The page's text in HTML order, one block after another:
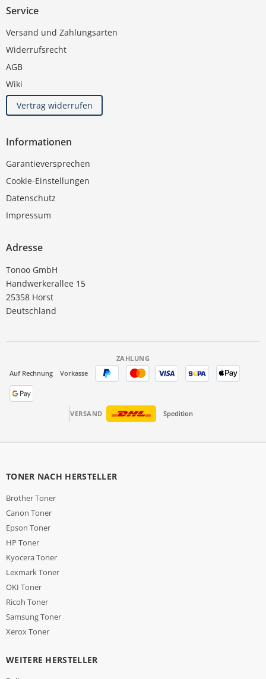
Service
Versand und Zahlungsarten
Widerrufsrecht
AGB
Wiki
Vertrag widerrufen
Informationen
Garantieversprechen
Cookie-Einstellungen
Datenschutz
Impressum
Adresse
Tonoo GmbH
Handwerkerallee 15
25358 Horst
Deutschland
ZAHLUNG
Auf Rechnung
Vorkasse
VERSAND Spedition
TONER NACH HERSTELLER
Brother Toner
Canon Toner
Epson Toner
HP Toner
Kyocera Toner
Lexmark Toner
OKI Toner
Ricoh Toner
Samsung Toner
Xerox Toner
WEITERE HERSTELLER